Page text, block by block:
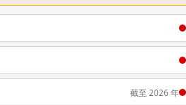
截至 2026 年